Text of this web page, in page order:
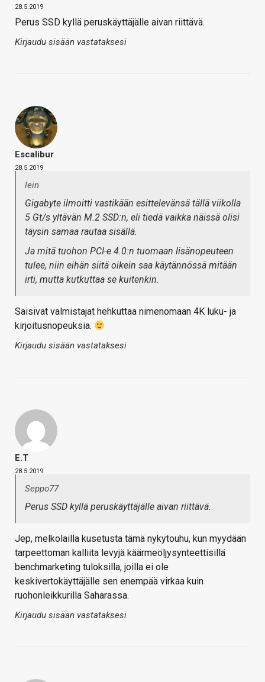
28.5.2019
Perus SSD kyllä peruskäyttäjälle aivan riittävä.
Kirjaudu sisään vastataksesi
Escalibur
28.5.2019
lein
Gigabyte ilmoitti vastikään esittelevänsä tällä viikolla
5 Gt/s yltävän M.2 SSD:n, eli tiedä vaikka näissä olisi
täysin samaa rautaa sisällä.
Ja mitä tuohon PCI-e 4.0:n tuomaan lisänopeuteen
tulee, niin eihän siitä oikein saa käytännössä mitään
irti, mutta kutkuttaa se kuitenkin.
Saisivat valmistajat hehkuttaa nimenomaan 4K luku- ja
kirjoitusnopeuksia.
Kirjaudu sisään vastataksesi
E.T
28.5.2019
Seppo77
Perus SSD kyllä peruskäyttäjälle aivan riittävä.
Jep, melkolailla kusetusta tämä nykytouhu, kun myydään
tarpeettoman kalliita levyjä käärmeöljysynteettisillä
benchmarketing tuloksilla, joilla ei ole
keskivertokäyttäjälle sen enempää virkaa kuin
ruohonleikkurilla Saharassa.
Kirjaudu sisään vastataksesi